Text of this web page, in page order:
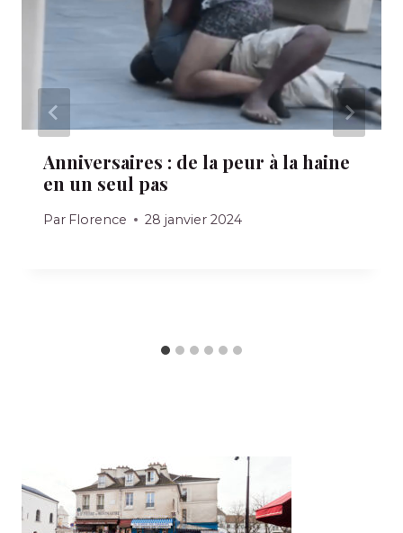
Anniversaires : de la peur à la haine
en un seul pas
Par Florence 28 janvier 2024